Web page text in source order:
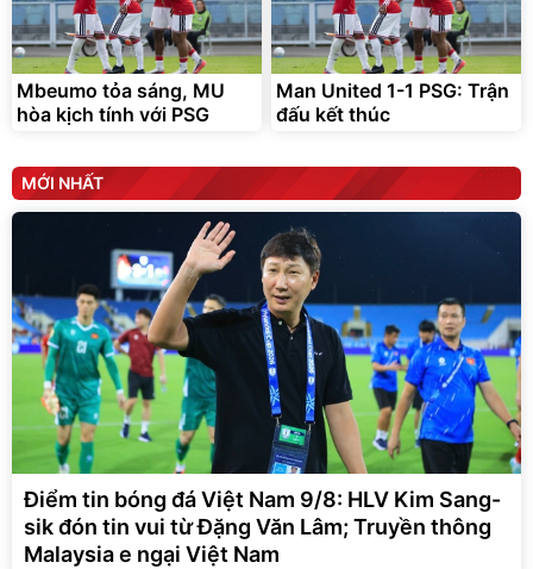
Mbeumo tỏa sáng, MU
hòa kịch tính với PSG
Man United 1-1 PSG: Trận
đấu kết thúc
MỚI NHẤT
Điểm tin bóng đá Việt Nam 9/8: HLV Kim Sang-
sik đón tin vui từ Đặng Văn Lâm; Truyền thông
Malaysia e ngại Việt Nam